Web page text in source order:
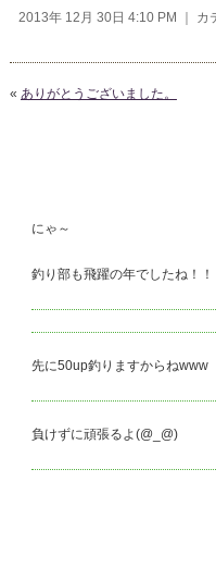
2013年 12月 30日 4:10 PM ｜ カ
« ありがとうございました。
にゃ～
釣り部も飛躍の年でしたね！！
先に50up釣りますからねwww
負けずに頑張るよ(@_@)